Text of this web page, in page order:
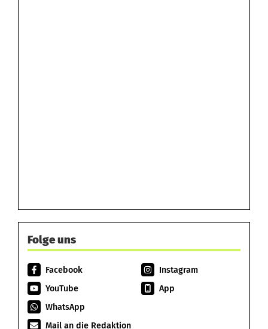
Folge uns
Facebook
Instagram
YouTube
App
WhatsApp
Mail an die Redaktion